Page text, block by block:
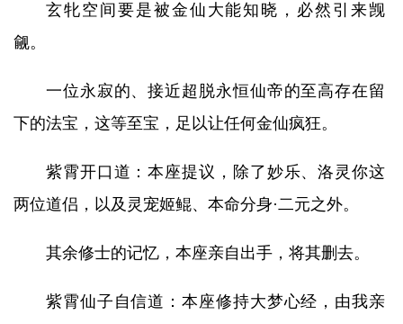
玄牝空间要是被金仙大能知晓，必然引来觊
觎。
一位永寂的、接近超脱永恒仙帝的至高存在留
下的法宝，这等至宝，足以让任何金仙疯狂。
紫霄开口道：本座提议，除了妙乐、洛灵你这
两位道侣，以及灵宠姬鲲、本命分身·二元之外。
其余修士的记忆，本座亲自出手，将其删去。
紫霄仙子自信道：本座修持大梦心经，由我亲